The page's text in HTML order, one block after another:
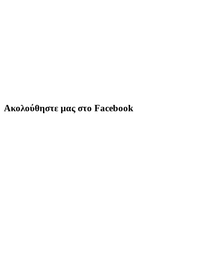
Ακολούθηστε μας στο Facebook